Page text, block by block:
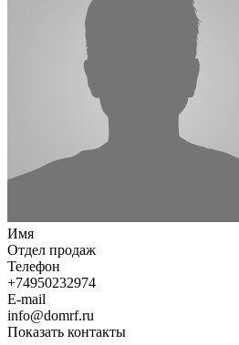
Имя
Отдел продаж
Телефон
+74950232974
E-mail
info@domrf.ru
Показать контакты